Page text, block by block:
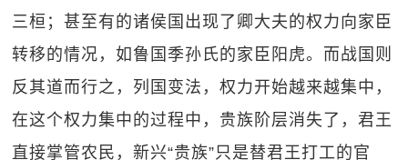
三桓；甚至有的诸侯国出现了卿大夫的权力向家臣
转移的情况，如鲁国季孙氏的家臣阳虎。而战国则
反其道而行之，列国变法，权力开始越来越集中，
在这个权力集中的过程中，贵族阶层消失了，君王
直接掌管农民，新兴“贵族”只是替君王打工的官